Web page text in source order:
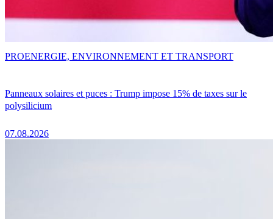
Panneaux solaires et puces : Trump impose 15% de taxes sur le
polysilicium
07.08.2026
PROENERGIE, ENVIRONNEMENT ET TRANSPORT